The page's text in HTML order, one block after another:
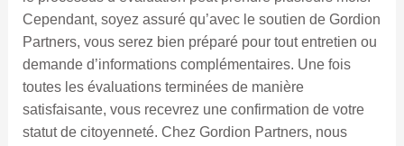
Cependant, soyez assuré qu’avec le soutien de Gordion
Partners, vous serez bien préparé pour tout entretien ou
demande d’informations complémentaires. Une fois
toutes les évaluations terminées de manière
satisfaisante, vous recevrez une confirmation de votre
statut de citoyenneté. Chez Gordion Partners, nous